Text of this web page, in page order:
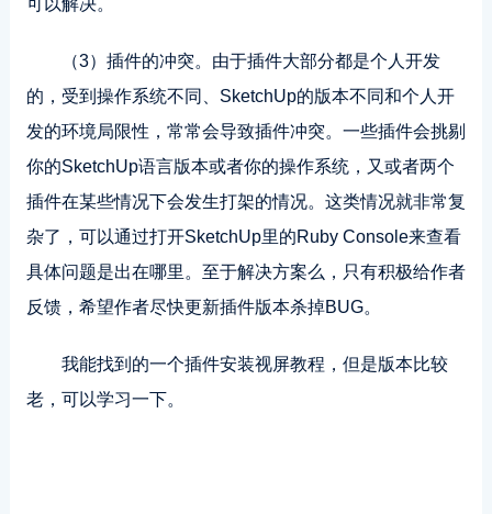
可以解决。
（3）插件的冲突。由于插件大部分都是个人开发
的，受到操作系统不同、SketchUp的版本不同和个人开
发的环境局限性，常常会导致插件冲突。一些插件会挑剔
你的SketchUp语言版本或者你的操作系统，又或者两个
插件在某些情况下会发生打架的情况。这类情况就非常复
杂了，可以通过打开SketchUp里的Ruby Console来查看
具体问题是出在哪里。至于解决方案么，只有积极给作者
反馈，希望作者尽快更新插件版本杀掉BUG。
我能找到的一个插件安装视屏教程，但是版本比较
老，可以学习一下。